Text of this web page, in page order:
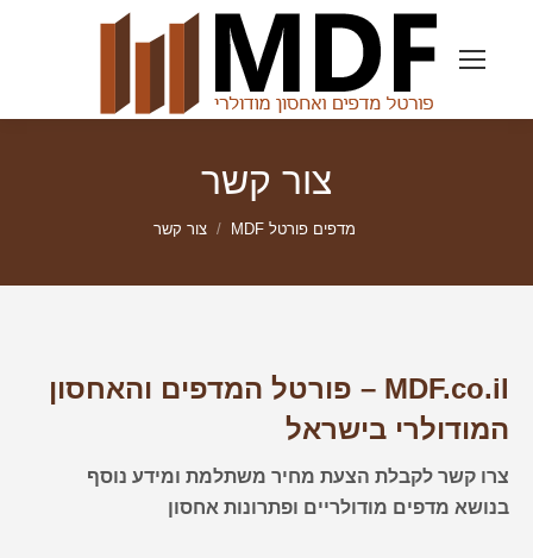
צור קשר
מדפים פורטל MDF צור קשר
MDF.co.il – פורטל המדפים והאחסון
המודולרי בישראל
צרו קשר לקבלת הצעת מחיר משתלמת ומידע נוסף
בנושא מדפים מודולריים ופתרונות אחסון